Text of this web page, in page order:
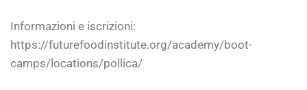
Informazioni e iscrizioni:
https://futurefoodinstitute.org/academy/boot-
camps/locations/pollica/